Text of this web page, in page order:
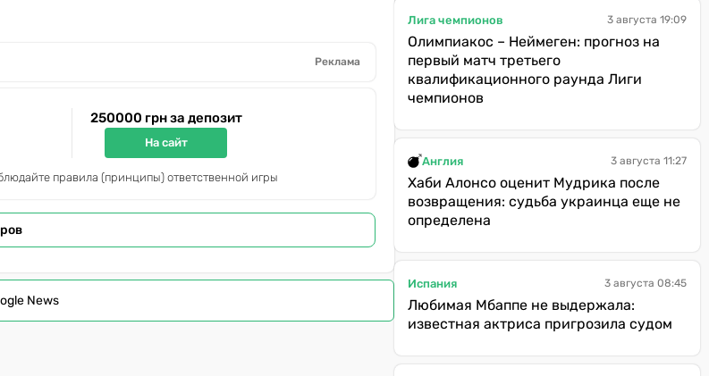
Реклама
250000 грн за депозит
На сайт
правила (принципы) ответственной игры
News
Лига чемпионов 3 августа 19:09
Олимпиакос – Неймеген: прогноз на
первый матч третьего
квалификационного раунда Лиги
чемпионов
Англия 3 августа 11:27
Хаби Алонсо оценит Мудрика после
возвращения: судьба украинца еще не
определена
Испания 3 августа 08:45
Любимая Мбаппе не выдержала:
известная актриса пригрозила судом